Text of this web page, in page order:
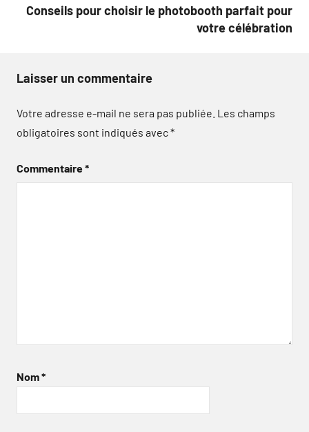
Conseils pour choisir le photobooth parfait pour
votre célébration
Laisser un commentaire
Votre adresse e-mail ne sera pas publiée. Les champs
obligatoires sont indiqués avec*
Commentaire*
Nom*